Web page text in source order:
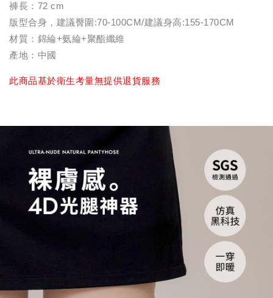
褲長：72 cm
版型合身，建議臀圍:70-100CM/建議身高:155-170CM
材質：錦綸+氨綸+聚酯纖維
產地：中國
此商品基於衛生考量無提供退貨服務